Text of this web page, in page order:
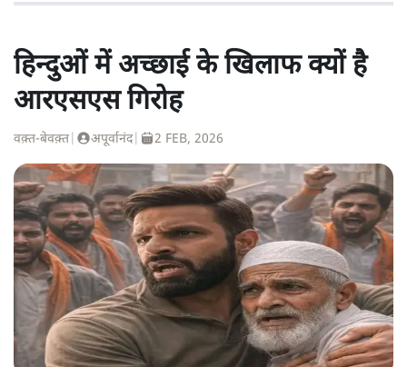
हिन्दुओं में अच्छाई के खिलाफ क्यों है
आरएसएस गिरोह
वक़्त-बेवक़्त अपूर्वानंद| 2 FEB, 2026